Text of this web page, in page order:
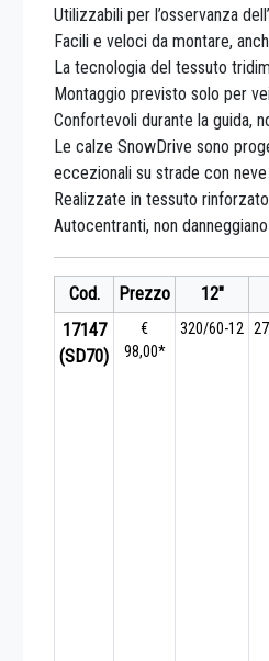
Utilizzabili per l’osservanza
Facili e veloci da montare,
La tecnologia del tessuto
Montaggio previsto solo per
Confortevoli durante la guida,
Le calze SnowDrive sono
eccezionali su strade con
Realizzate in tessuto
Autocentranti, non
Cod. Prezzo 12"
17147
(SD70)
€
98,00*
320/60-12